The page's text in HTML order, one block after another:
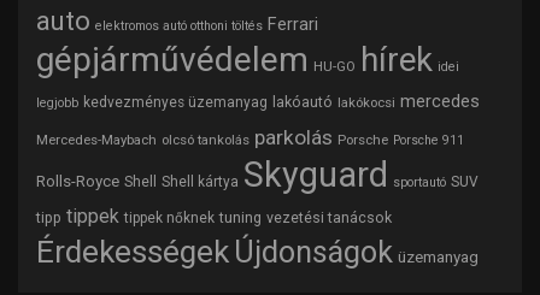
auto elektromos autó otthoni töltés Ferrari
gépjárművédelem HU-GO hírek idei
legjobb kedvezményes üzemanyag lakóautó lakókocsi mercedes
Mercedes-Maybach olcsó tankolás parkolás Porsche Porsche 911
Rolls-Royce Shell Shell kártya Skyguard sportautó SUV
tipp tippek tippek nőknek tuning vezetési tanácsok
Érdekességek Újdonságok üzemanyag